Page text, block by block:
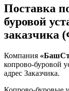
Поставка
буровой
заказчика
Компания
копрово-буровой
адрес Заказчика.